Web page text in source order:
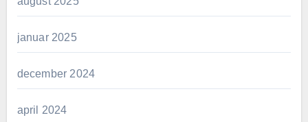
januar 2025
december 2024
april 2024